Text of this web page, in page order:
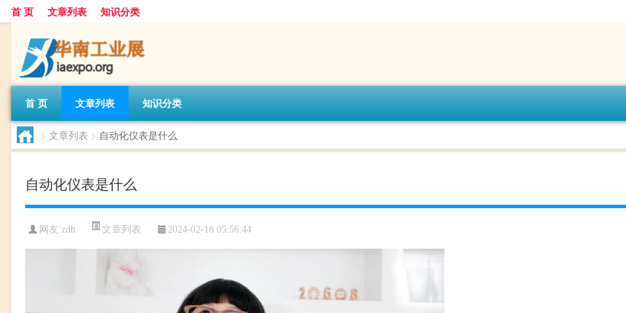
首 页 文章列表 知识分类
首 页 文章列表 知识分类
> 文章列表 > 自动化仪表是什么
自动化仪表是什么
网友:zdh 文章列表 2024-02-18 05:56:44